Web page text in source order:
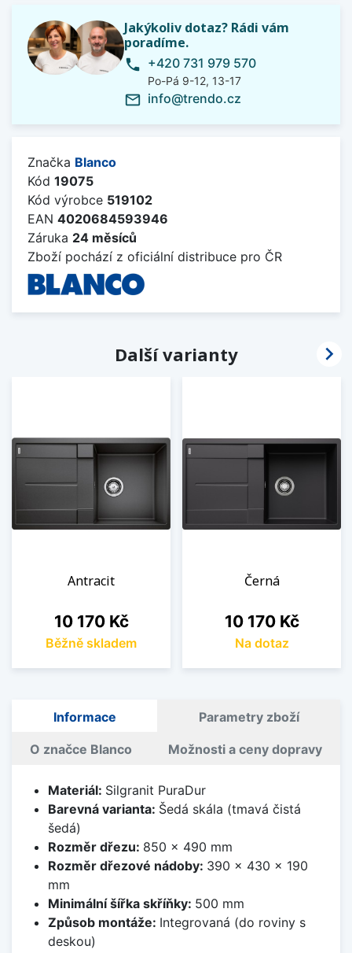
Jakýkoliv dotaz? Rádi vám
poradíme.
phone +420 731 979 570
Po-Pá 9-12, 13-17
mail_outline info@trendo.cz
Značka Blanco
Kód 19075
Kód výrobce 519102
EAN 4020684593946
Záruka 24 měsíců
Zboží pochází z oficiální distribuce pro ČR
Další varianty
Antracit
Cena
10 170 Kč
Běžně skladem
Černá
Cena
10 170 Kč
Na dotaz

Informace Parametry zboží
O značce Blanco Možnosti a ceny dopravy
Materiál: Silgranit PuraDur
Barevná varianta: Šedá skála (tmavá čistá
šedá)
Rozměr dřezu: 850 x 490 mm
Rozměr dřezové nádoby: 390 x 430 x 190
mm
Minimální šířka skříňky: 500 mm
Způsob montáže: Integrovaná (do roviny s
deskou)